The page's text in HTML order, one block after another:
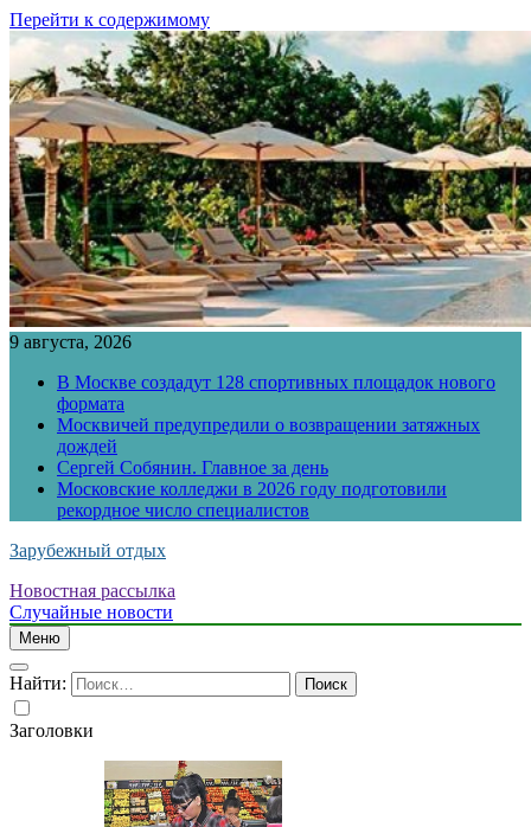
Перейти к содержимому
9 августа, 2026
В Москве создадут 128 спортивных площадок нового
формата
Москвичей предупредили о возвращении затяжных
дождей
Сергей Собянин. Главное за день
Московские колледжи в 2026 году подготовили
рекордное число специалистов
Зарубежный отдых
Новостная рассылка
Случайные новости
Меню
Найти:
Заголовки